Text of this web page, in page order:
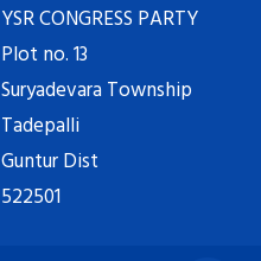
YSR CONGRESS PARTY
Plot no. 13
Suryadevara Township
Tadepalli
Guntur Dist
522501